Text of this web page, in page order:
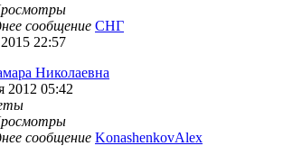
сообщение СНГ
22:57
Николаевна
2012 05:42
сообщение KonashenkovAlex